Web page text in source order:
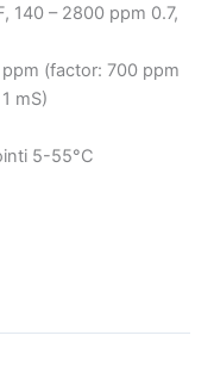
140 – 2800 ppm 0.7,
(factor: 700 ppm
mS)
5-55°C